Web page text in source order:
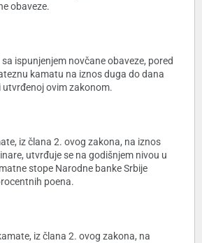
obaveze.
ispunjenjem novčane obaveze, pored
kamatu na iznos duga do dana
utvrđenoj ovim zakonom.
iz člana 2. ovog zakona, na iznos
utvrđuje se na godišnjem nivou u
stope Narodne banke Srbije
poena.
iz člana 2. ovog zakona, na